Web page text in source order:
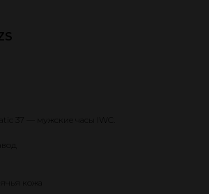
37 — мужские часы IWC.
кожа